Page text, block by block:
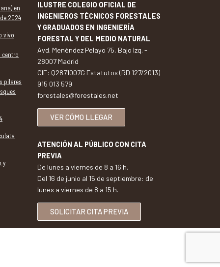
en
2024
vivo
centro
pilares
y
ILUSTRE COLEGIO OFICIAL DE
INGENIEROS TÉCNICOS FORESTALES
Y GRADUADOS EN INGENIERÍA
FORESTAL Y DEL MEDIO NATURAL
Avd. Menéndez Pelayo 75, Bajo Izq. -
28007 Madrid
CIF: Q2871007G Estatutos (RD 127/2013)
915 013 579
forestales@forestales.net
VER CÓMO LLEGAR
ATENCIÓN AL PÚBLICO CON CITA
PREVIA
De lunes a viernes de 8 a 16 h.
Del 16 de junio al 15 de septiembre: de
lunes a viernes de 8 a 15 h.
SOLICITAR CITA PREVIA